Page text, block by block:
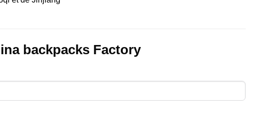
backpacks Factory